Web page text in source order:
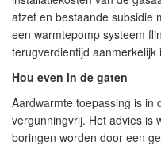
afzet en bestaande subsidie
een warmtepomp systeem
terugverdientijd aanmerkelijk
Hou even in de gaten
Aardwarmte toepassing is in
vergunningvrij. Het advies is
boringen worden door een